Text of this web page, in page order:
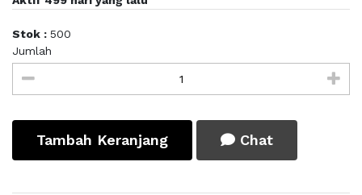
Stok : 500
Jumlah
Tambah Keranjang Chat